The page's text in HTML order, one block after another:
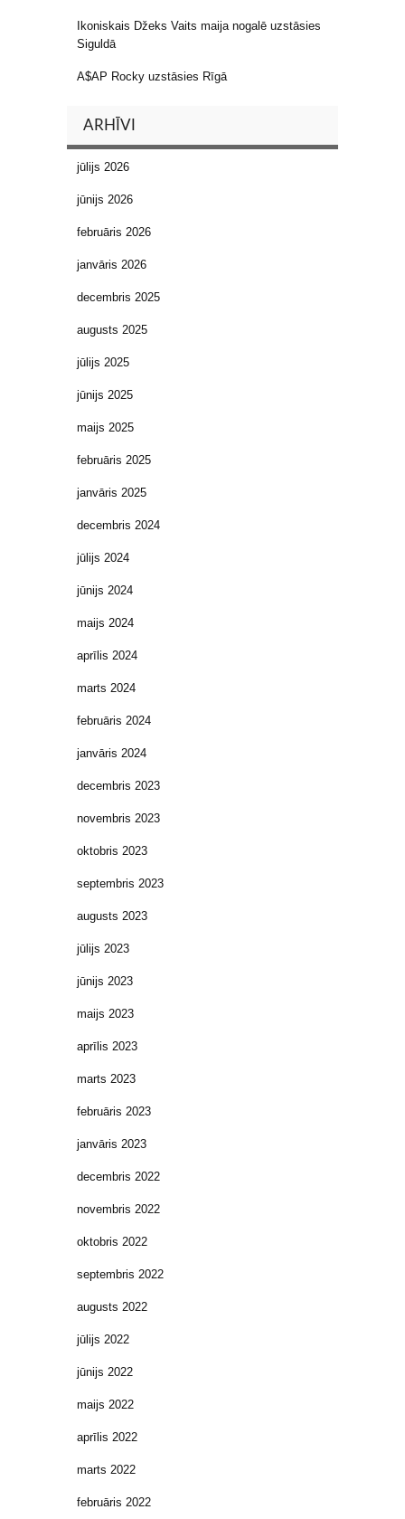
Ikoniskais Džeks Vaits maija nogalē uzstāsies
Siguldā
A$AP Rocky uzstāsies Rīgā
ARHĪVI
jūlijs 2026
jūnijs 2026
februāris 2026
janvāris 2026
decembris 2025
augusts 2025
jūlijs 2025
jūnijs 2025
maijs 2025
februāris 2025
janvāris 2025
decembris 2024
jūlijs 2024
jūnijs 2024
maijs 2024
aprīlis 2024
marts 2024
februāris 2024
janvāris 2024
decembris 2023
novembris 2023
oktobris 2023
septembris 2023
augusts 2023
jūlijs 2023
jūnijs 2023
maijs 2023
aprīlis 2023
marts 2023
februāris 2023
janvāris 2023
decembris 2022
novembris 2022
oktobris 2022
septembris 2022
augusts 2022
jūlijs 2022
jūnijs 2022
maijs 2022
aprīlis 2022
marts 2022
februāris 2022